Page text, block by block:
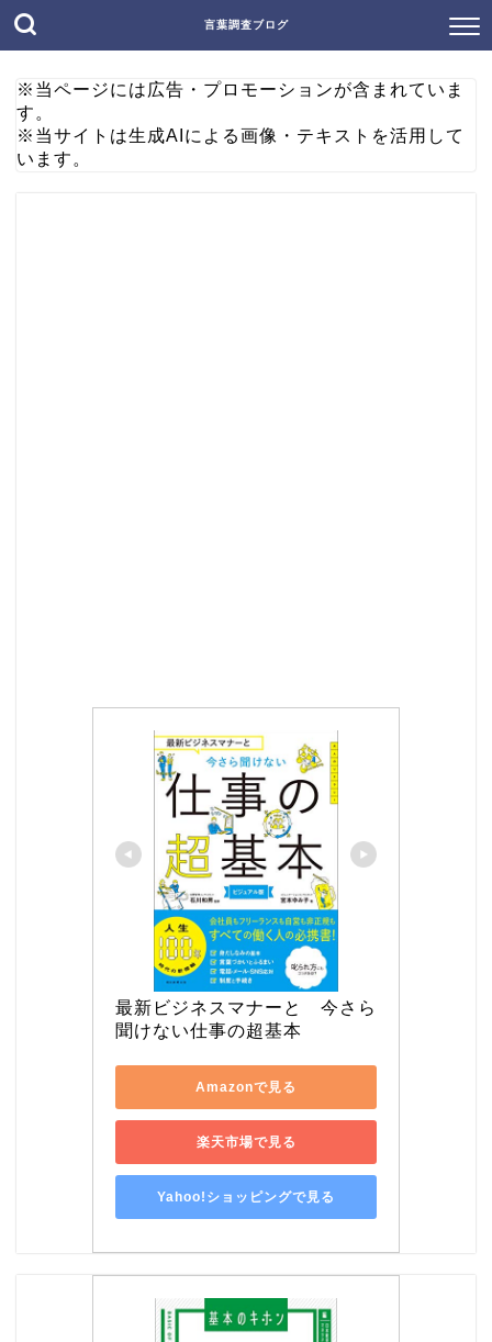
言葉調査ブログ
※当ページには広告・プロモーションが含まれていま
す。
※当サイトは生成AIによる画像・テキストを活用して
います。
最新ビジネスマナーと　今さら
聞けない仕事の超基本
Amazonで見る
楽天市場で見る
Yahoo!ショッピングで見る